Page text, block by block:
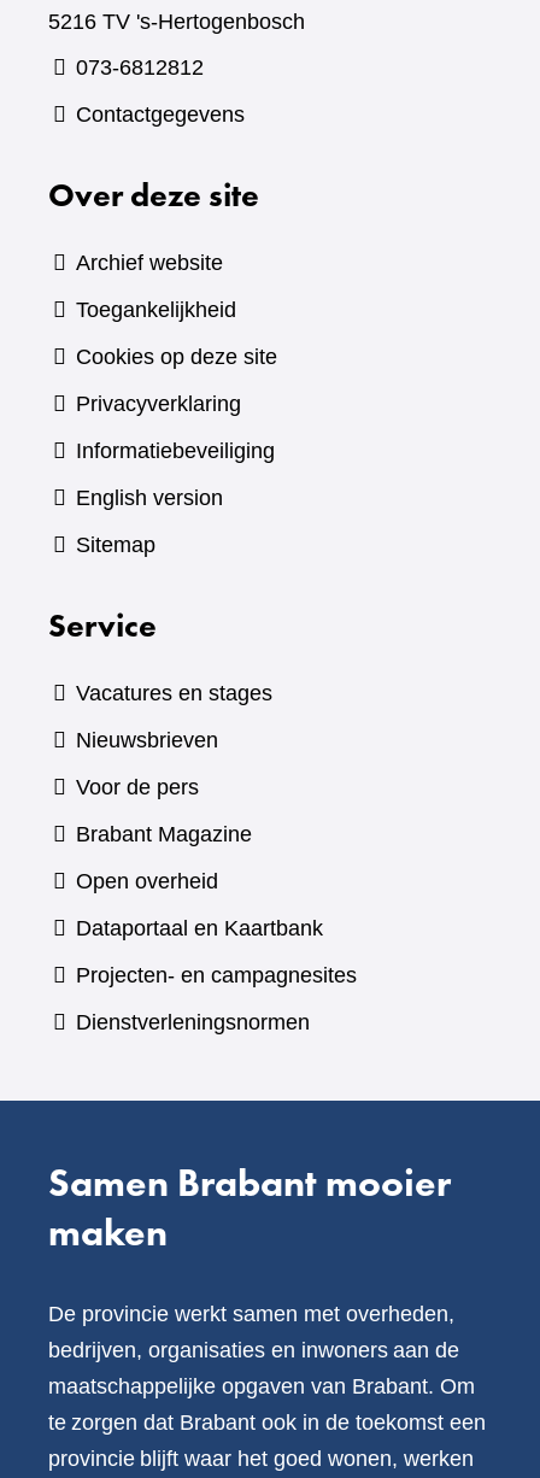
5216 TV 's-Hertogenbosch
073-6812812
Contactgegevens
Over deze site
Archief website
Toegankelijkheid
Cookies op deze site
Privacyverklaring
Informatiebeveiliging
English version
Sitemap
Service
Vacatures en stages
Nieuwsbrieven
Voor de pers
Brabant Magazine(verwijst
andere
website)
Open overheid
Dataportaal en Kaartbank(verwijst
naar
Projecten- en campagnesites
Dienstverleningsnormen
Samen Brabant mooier
maken
De provincie werkt samen met overheden,
bedrijven, organisaties en inwoners aan de
maatschappelijke opgaven van Brabant. Om
te zorgen dat Brabant ook in de toekomst een
provincie blijft waar het goed wonen, werken